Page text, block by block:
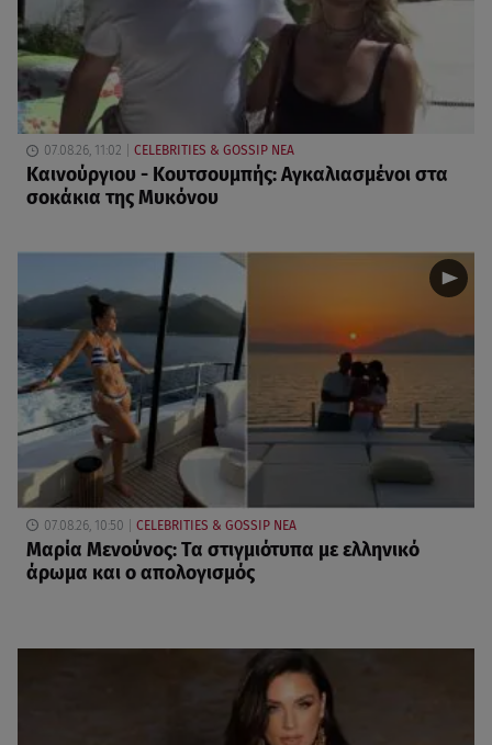
07.08.26, 11:02 CELEBRITIES & GOSSIP ΝΕΑ
Καινούργιου - Κουτσουμπής: Αγκαλιασμένοι στα
σοκάκια της Μυκόνου
07.08.26, 10:50 CELEBRITIES & GOSSIP ΝΕΑ
Μαρία Μενούνος: Τα στιγμιότυπα με ελληνικό
άρωμα και ο απολογισμός